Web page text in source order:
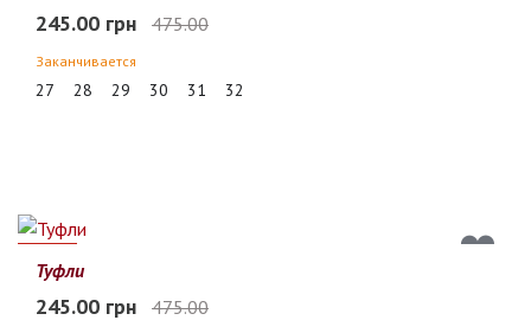
245.00 грн 475.00
Заканчивается
27 28 29 30 31 32
48%
Туфли
245.00 грн 475.00